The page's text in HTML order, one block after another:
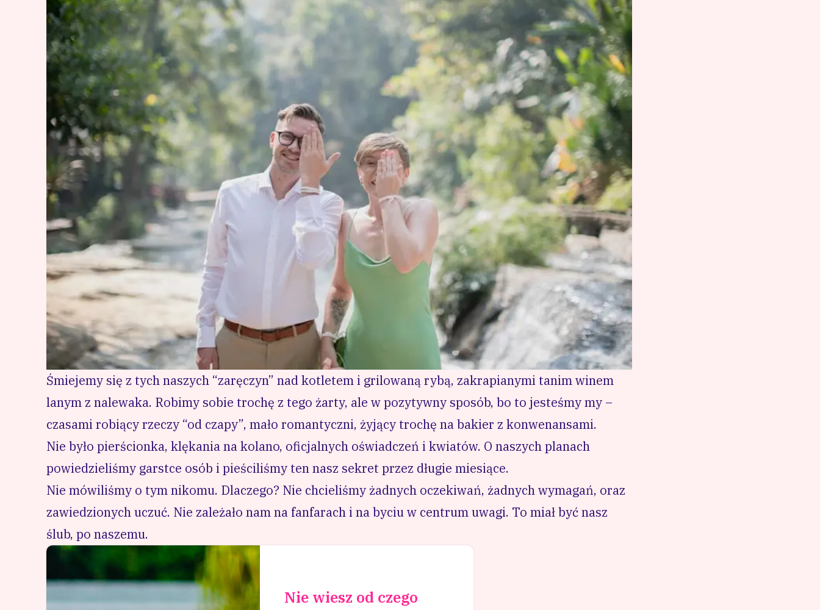
Śmiejemy się z tych naszych “zaręczyn” nad kotletem i grilowaną rybą, zakrapianymi tanim winem
lanym z nalewaka. Robimy sobie trochę z tego żarty, ale w pozytywny sposób, bo to jesteśmy my –
czasami robiący rzeczy “od czapy”, mało romantyczni, żyjący trochę na bakier z konwenansami.
Nie było pierścionka, klękania na kolano, oficjalnych oświadczeń i kwiatów. O naszych planach
powiedzieliśmy garstce osób i pieściliśmy ten nasz sekret przez długie miesiące.
Nie mówiliśmy o tym nikomu. Dlaczego? Nie chcieliśmy żadnych oczekiwań, żadnych wymagań, oraz
zawiedzionych uczuć. Nie zależało nam na fanfarach i na byciu w centrum uwagi. To miał być nasz
ślub, po naszemu.
Nie wiesz od czego